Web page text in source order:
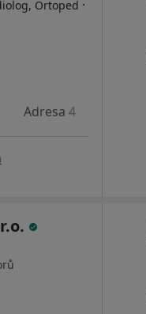
Ortoped ·
Adresa 4